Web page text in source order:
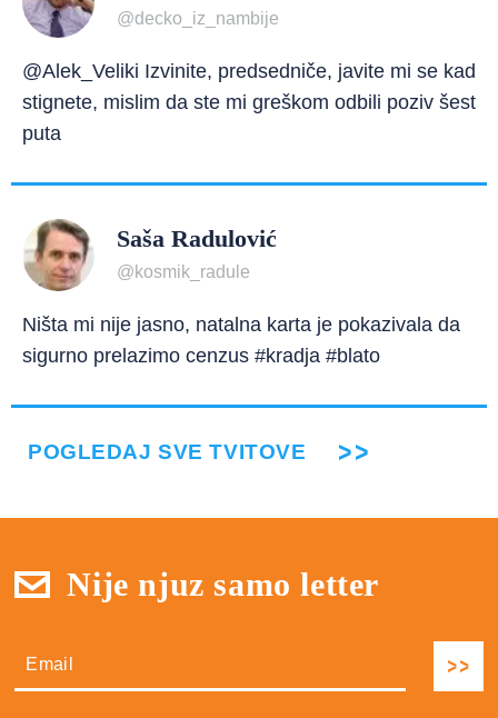
@decko_iz_nambije
@Alek_Veliki Izvinite, predsedniče, javite mi se kad
stignete, mislim da ste mi greškom odbili poziv šest
puta
Saša Radulović
@kosmik_radule
Ništa mi nije jasno, natalna karta je pokazivala da
sigurno prelazimo cenzus #kradja #blato
POGLEDAJ SVE TVITOVE
Nije njuz samo letter